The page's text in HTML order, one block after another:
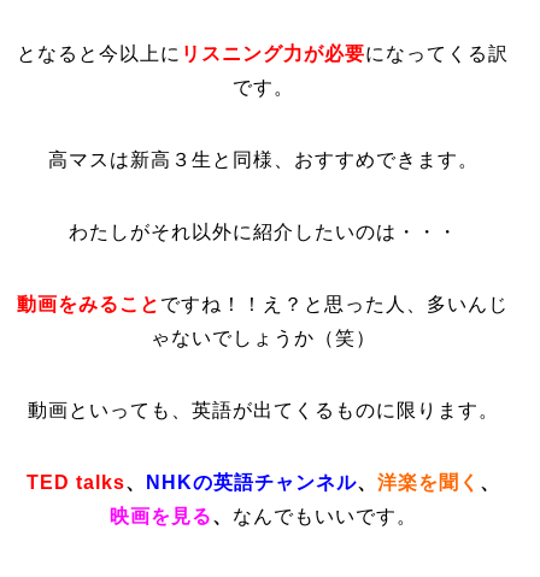
となると今以上に リスニング力が必要になってくる訳
です。
高マスは新高３生と同様、おすすめできます。
わたしがそれ以外に紹介したいのは・・・
動画をみること ですね！！え？と思った人、多いんじ
ゃないでしょうか（笑）
動画といっても、英語が出てくるものに限ります。
TED talks、 NHKの英語チャンネル、 洋楽を聞く 、
映画を見る、 なんでもいいです。